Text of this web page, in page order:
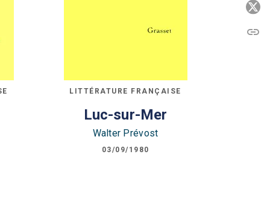
LITTÉRATURE FRANÇAISE
Luc-sur-Mer
Walter Prévost
03/09/1980
link